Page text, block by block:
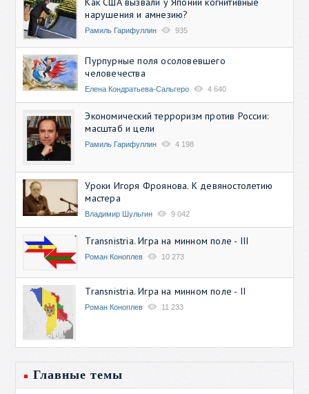
нарушения и амнезию?
Рамиль Гарифуллин 935
Пурпурные поля осоловевшего
человечества
Елена Кондратьева-Сальгеро 4 640
Экономический терроризм против России:
масштаб и цели
Рамиль Гарифуллин 4 198
Уроки Игоря Фроянова. К девяностолетию
мастера
Владимир Шульгин 9 042
Transnistria. Игра на минном поле - III
Роман Коноплев 10 273
Transnistria. Игра на минном поле - II
Роман Коноплев 11 233
Главные темы